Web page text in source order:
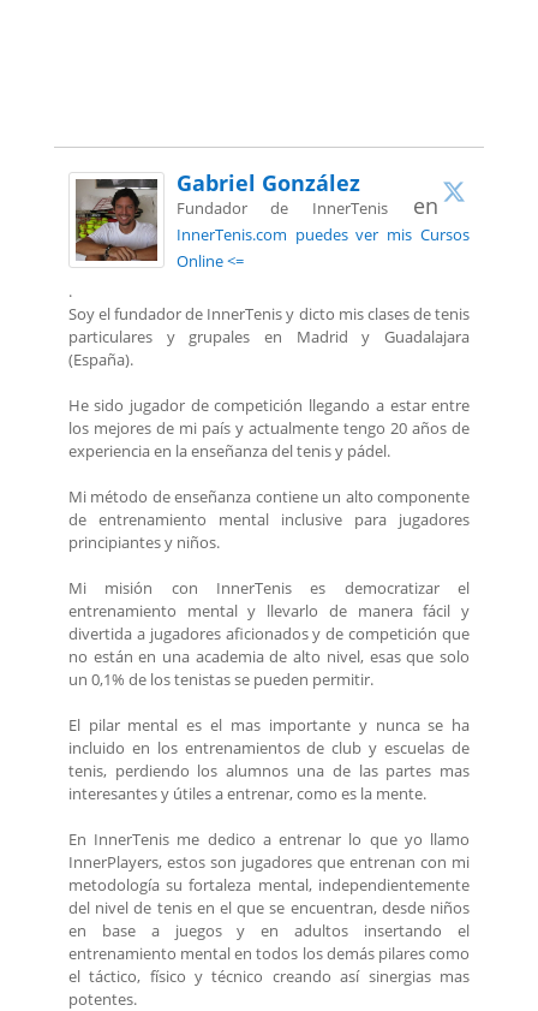
Gabriel González
Fundador de InnerTenisen
InnerTenis.com puedes ver mis Cursos
Online <=
.
Soy el fundador de InnerTenis y dicto mis clases de tenis
particulares y grupales en Madrid y Guadalajara
(España).
He sido jugador de competición llegando a estar entre
los mejores de mi país y actualmente tengo 20 años de
experiencia en la enseñanza del tenis y pádel.
Mi método de enseñanza contiene un alto componente
de entrenamiento mental inclusive para jugadores
principiantes y niños.
Mi misión con InnerTenis es democratizar el
entrenamiento mental y llevarlo de manera fácil y
divertida a jugadores aficionados y de competición que
no están en una academia de alto nivel, esas que solo
un 0,1% de los tenistas se pueden permitir.
El pilar mental es el mas importante y nunca se ha
incluido en los entrenamientos de club y escuelas de
tenis, perdiendo los alumnos una de las partes mas
interesantes y útiles a entrenar, como es la mente.
En InnerTenis me dedico a entrenar lo que yo llamo
InnerPlayers, estos son jugadores que entrenan con mi
metodología su fortaleza mental, independientemente
del nivel de tenis en el que se encuentran, desde niños
en base a juegos y en adultos insertando el
entrenamiento mental en todos los demás pilares como
el táctico, físico y técnico creando así sinergias mas
potentes.